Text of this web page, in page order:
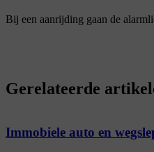
Bij een aanrijding gaan de
Gerelateerde
Immobiele auto en